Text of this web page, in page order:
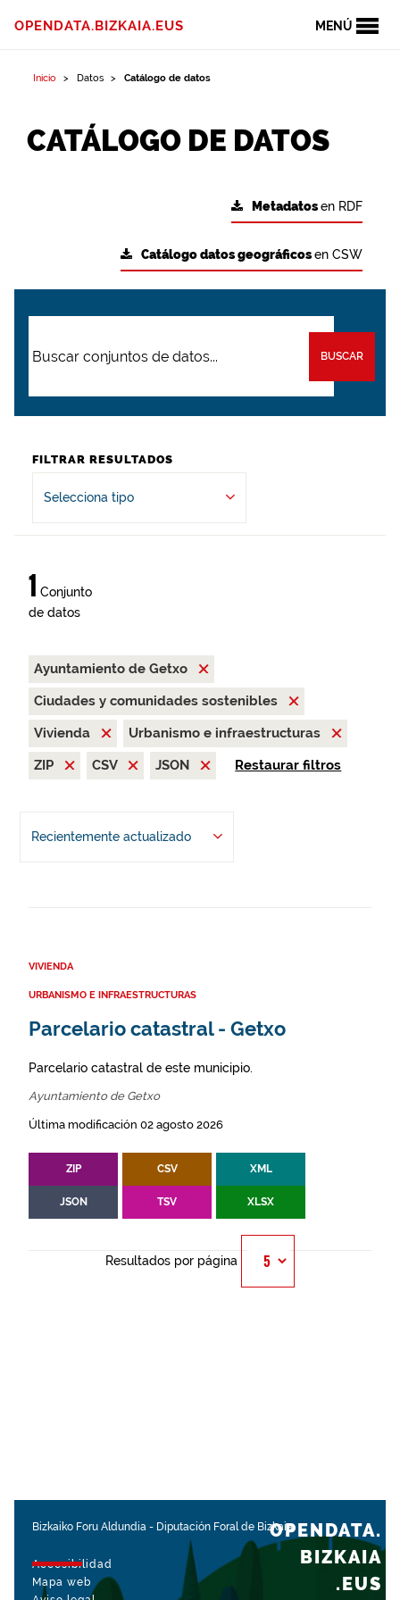
MENÚ
OPENDATA.BIZKAIA.EUS
Inicio Datos Catálogo de datos
CATÁLOGO DE DATOS
Metadatosen RDF
Catálogo datos geográficosen CSW
BUSCAR
FILTRAR RESULTADOS
Selecciona tipo
1 Conjunto
de datos
Ayuntamiento de Getxo
Ciudades y comunidades sostenibles
Vivienda
Urbanismo e infraestructuras
ZIP
CSV JSON Restaurar filtros
Recientemente actualizado
VIVIENDA
URBANISMO E INFRAESTRUCTURAS
Parcelario catastral - Getxo
Parcelario catastral de este municipio.
Ayuntamiento de Getxo
Última modificación 02 agosto 2026
ZIP CSV XML
JSON TSV XLSX
Resultados por página
Bizkaiko Foru Aldundia - Diputación Foral de Bizkaia
Accesibilidad
Mapa web
OPENDATA.
BIZKAIA
.EUS